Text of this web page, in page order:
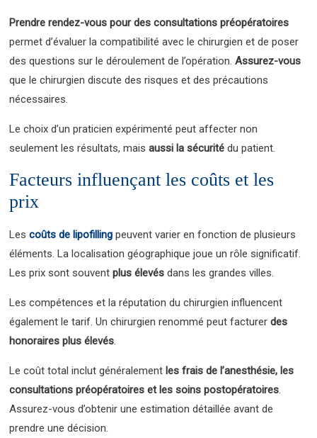
Prendre rendez-vous pour des consultations préopératoires
permet d’évaluer la compatibilité avec le chirurgien et de poser
des questions sur le déroulement de l’opération.Assurez-vous
que le chirurgien discute des risques et des précautions
nécessaires.
Le choix d’un praticien expérimenté peut affecter non
seulement les résultats, maisaussi la sécurité du patient.
Facteurs influençant les coûts et les
prix
Lescoûts de lipofilling peuvent varier en fonction de plusieurs
éléments. La localisation géographique joue un rôle significatif.
Les prix sont souventplus élevés dans les grandes villes.
Les compétences et la réputation du chirurgien influencent
également le tarif. Un chirurgien renommé peut facturerdes
honoraires plus élevés
Le coût total inclut généralement les frais de l’anesthésie, les
consultations préopératoires et les soins postopératoires
Assurez-vous d’obtenir une estimation détaillée avant de
prendre une décision.